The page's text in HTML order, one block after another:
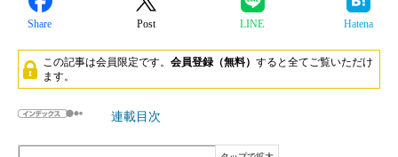
Share Post LINE Hatena
この記事は会員限定です。 会員登録（無料） すると全てご覧いただけ
ます。
連載目次